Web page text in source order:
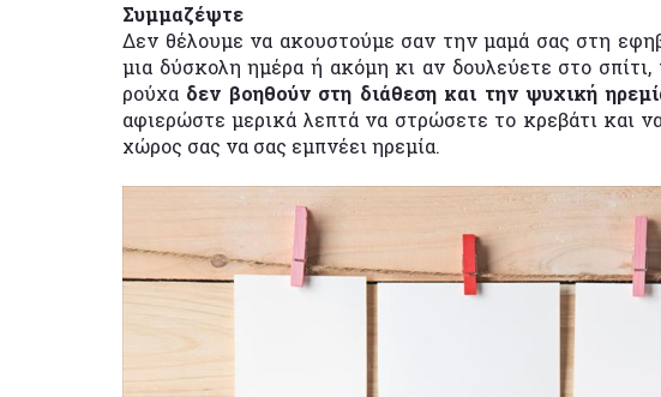
Συμμαζέψτε
Δεν θέλουμε να ακουστούμε σαν την μαμά σας στη
μια δύσκολη ημέρα ή ακόμη κι αν δουλεύετε στο
ρούχα δεν βοηθούν στη διάθεση και την ψυχική
αφιερώστε μερικά λεπτά να στρώσετε το κρεβάτι και
χώρος σας να σας εμπνέει ηρεμία.